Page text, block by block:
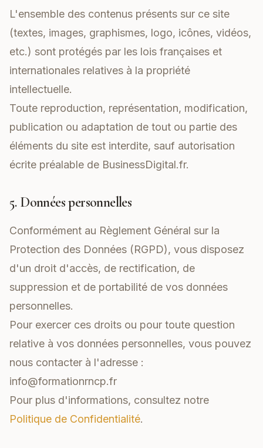
L'ensemble des contenus présents sur ce site
(textes, images, graphismes, logo, icônes, vidéos,
etc.) sont protégés par les lois françaises et
internationales relatives à la propriété
intellectuelle.
Toute reproduction, représentation, modification,
publication ou adaptation de tout ou partie des
éléments du site est interdite, sauf autorisation
écrite préalable de BusinessDigital.fr.
5. Données personnelles
Conformément au Règlement Général sur la
Protection des Données (RGPD), vous disposez
d'un droit d'accès, de rectification, de
suppression et de portabilité de vos données
personnelles.
Pour exercer ces droits ou pour toute question
relative à vos données personnelles, vous pouvez
nous contacter à l'adresse :
info@formationrncp.fr
Pour plus d'informations, consultez notre
Politique de Confidentialité.